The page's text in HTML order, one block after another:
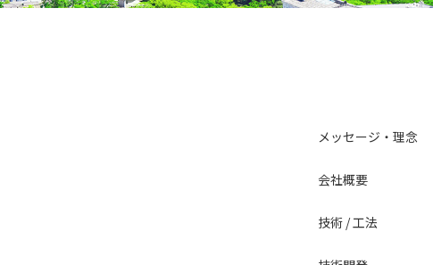
メッセージ・理念
会社概要
技術 / 工法